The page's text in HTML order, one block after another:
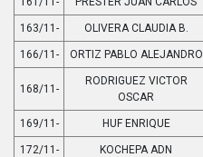
163/11- OLIVERA CLAUDIA B.
166/11- ORTIZ PABLO ALEJANDRO
168/11-
RODRIGUEZ VICTOR
OSCAR
169/11- HUF ENRIQUE
172/11- KOCHEPA ADN